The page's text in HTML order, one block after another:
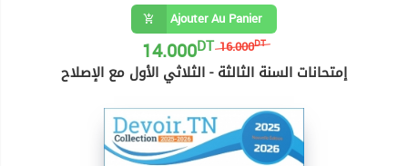
Ajouter Au Panier
16.000DT
14.000DT
إمتحانات السنة الثالثة - الثلاثي الأول مع الإصلاح